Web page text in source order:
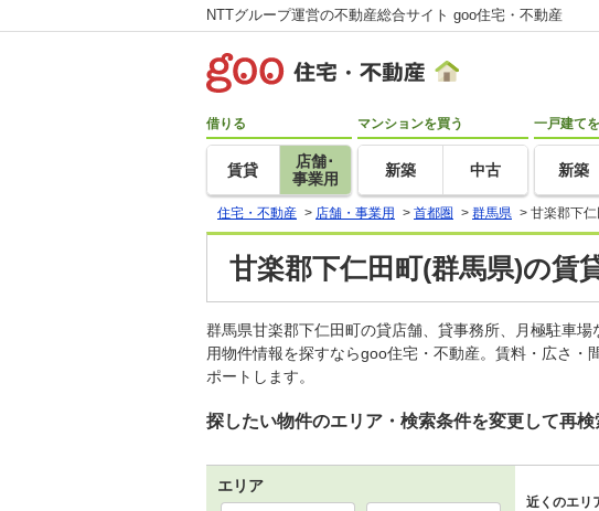
NTTグループ運営の不動産総合サイト goo住宅・不動産
借りる
賃貸
店舗･
事業用
マンションを買う
新築 中古
一戸建て
新築
住宅・不動産 > 店舗・事業用 > 首都圏 > 群馬県 > 甘楽郡下
甘楽郡下仁田町(群馬県)の賃
群馬県甘楽郡下仁田町の貸店舗、貸事務所、月極駐車
用物件情報を探すならgoo住宅・不動産。賃料・広さ
ポートします。
探したい物件のエリア・検索条件を変更して再検
エリア
近くのエリ